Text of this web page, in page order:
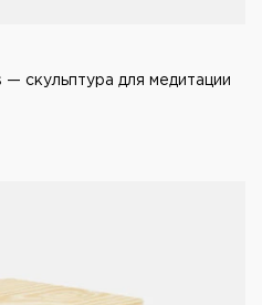
скульптура для медитации